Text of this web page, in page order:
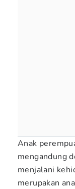
Anak
mengandung
menjalani
merupakan